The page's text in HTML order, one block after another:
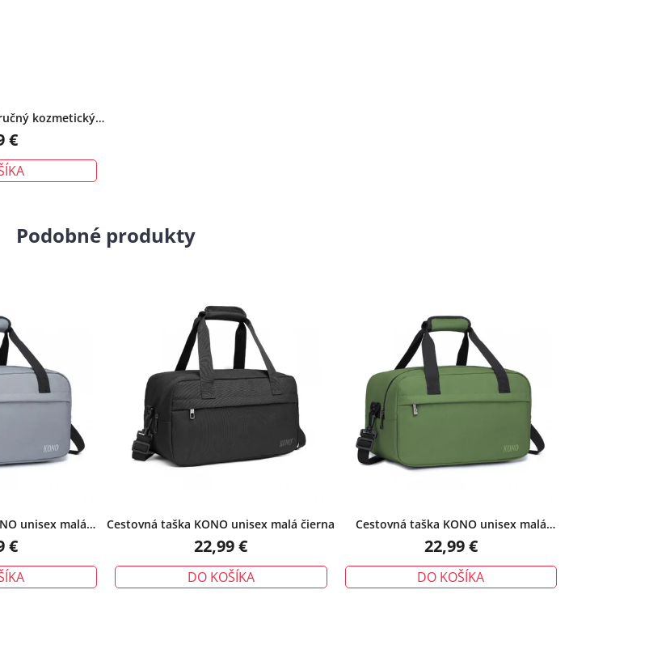
kozmetický,
€
Podobné produkty
unisex malá
€
Cestovná taška KONO unisex malá čierna
22,99 €
DO KOŠÍKA
Cestovná taška KONO unisex malá
zelená
22,99 €
DO KOŠÍKA